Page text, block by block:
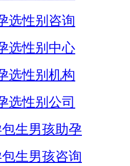
选性别咨询
选性别中心
选性别机构
选性别公司
生男孩助孕
生男孩咨询